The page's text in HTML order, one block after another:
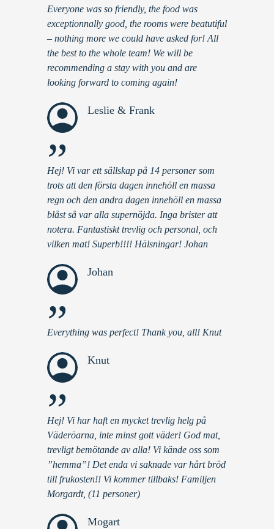
Everyone was so friendly, the food was
exceptionnally good, the rooms were beatutiful
– nothing more we could have asked for! All
the best to the whole team! We will be
recommending a stay with you and are
looking forward to coming again!
Leslie & Frank
”
Hej! Vi var ett sällskap på 14 personer som
trots att den första dagen innehöll en massa
regn och den andra dagen innehöll en massa
blåst så var alla supernöjda. Inga brister att
notera. Fantastiskt trevlig och personal, och
vilken mat! Superb!!!! Hälsningar! Johan
Johan
”
Everything was perfect! Thank you, all! Knut
Knut
”
Hej! Vi har haft en mycket trevlig helg på
Väderöarna, inte minst gott väder! God mat,
trevligt bemötande av alla! Vi kände oss som
”hemma”! Det enda vi saknade var hårt bröd
till frukosten!! Vi kommer tillbaks! Familjen
Morgardt, (11 personer)
Mogart